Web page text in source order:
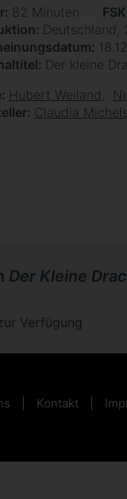
82 Minuten FSK
Deutschland,
Der kleine
Hubert Weiland
Claudia
Der Kleine
Verfügung
Kontakt